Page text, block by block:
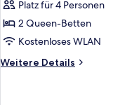
Family
anzeigen
Platz für 4 Personen
2 Queen-Betten
Kostenloses WLAN
Weitere Details
Weitere